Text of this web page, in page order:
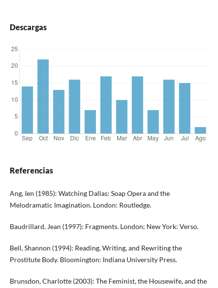
Descargas
Referencias
Ang, Ien (1985): Watching Dallas: Soap Opera and the
Melodramatic Imagination. London: Routledge.
Baudrillard, Jean (1997): Fragments. London; New York: Verso.
Bell, Shannon (1994): Reading, Writing, and Rewriting the
Prostitute Body. Bloomington: Indiana University Press.
Brunsdon, Charlotte (2003): The Feminist, the Housewife, and the